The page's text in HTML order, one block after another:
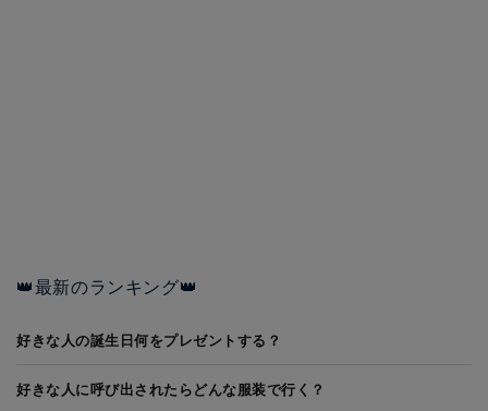
👑最新のランキング👑
好きな人の誕生日何をプレゼントする？
好きな人に呼び出されたらどんな服装で行く？